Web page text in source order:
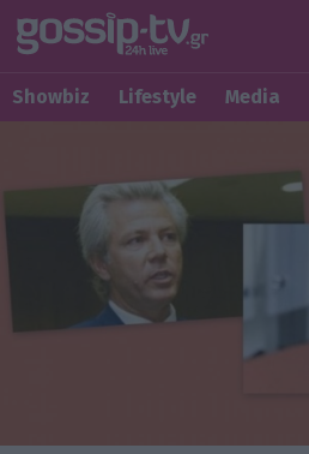
Showbiz Lifestyle Media